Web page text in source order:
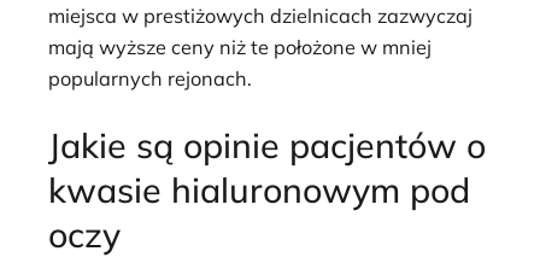
miejsca w prestiżowych dzielnicach zazwyczaj
mają wyższe ceny niż te położone w mniej
popularnych rejonach.
Jakie są opinie pacjentów o
kwasie hialuronowym pod
oczy